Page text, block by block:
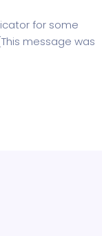
for some
message was